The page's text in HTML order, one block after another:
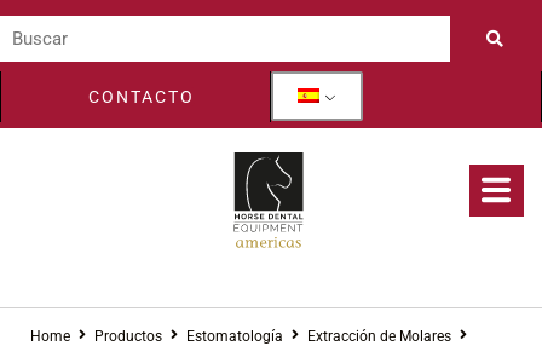
CONTACTO
Home Productos Estomatología
Extracción de Molares